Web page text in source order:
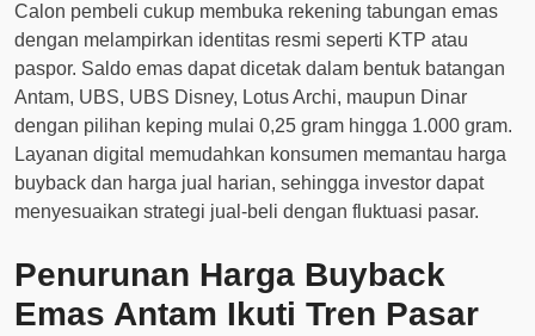
Calon pembeli cukup membuka rekening tabungan emas
dengan melampirkan identitas resmi seperti KTP atau
paspor. Saldo emas dapat dicetak dalam bentuk batangan
Antam, UBS, UBS Disney, Lotus Archi, maupun Dinar
dengan pilihan keping mulai 0,25 gram hingga 1.000 gram.
Layanan digital memudahkan konsumen memantau harga
buyback dan harga jual harian, sehingga investor dapat
menyesuaikan strategi jual-beli dengan fluktuasi pasar.
Penurunan Harga Buyback
Emas Antam Ikuti Tren Pasar